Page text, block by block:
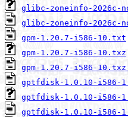
glibc-zoneinfo-2026c-
glibc-zoneinfo-2026c-
gpm-1.20.7-i586-10.txt
gpm-1.20.7-i586-10.txz
gpm-1.20.7-i586-
gptfdisk-1.0.10-i586-
gptfdisk-1.0.10-i586-
gptfdisk-1.0.10-i586-